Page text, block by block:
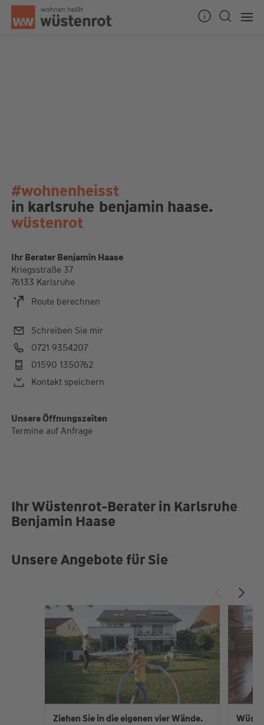
#wohnenheisst
in karlsruhe benjamin haase.
wüstenrot
Ihr Berater Benjamin Haase
Kriegsstraße 37
76133 Karlsruhe
Route berechnen
Schreiben Sie mir
0721 9354207
01590 1350762
Kontakt speichern
Unsere Öffnungszeiten
Termine auf Anfrage
Ihr Wüstenrot-Berater in Karlsruhe
Benjamin Haase
Unsere Angebote für Sie
Ziehen Sie in die eigenen vier Wände.